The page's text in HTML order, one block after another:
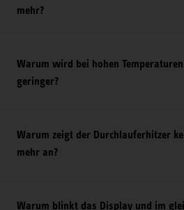
mehr?
Warum wird bei hohen
geringer?
Warum zeigt der Durchlauferhitzer
mehr an?
Warum blinkt das Display und im